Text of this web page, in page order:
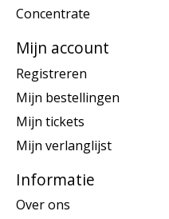
Concentrate
Mijn account
Registreren
Mijn bestellingen
Mijn tickets
Mijn verlanglijst
Informatie
Over ons